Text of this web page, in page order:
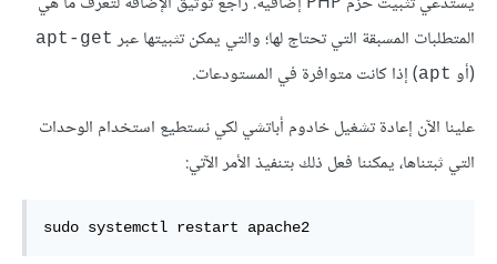
المتطلبات المسبقة التي تحتاج لها؛ والتي يمكن تثبيتها عبر apt-get
(أو apt) إذا كانت متوافرة في المستودعات.
علينا الآن إعادة تشغيل خادوم أباتشي لكي نستطيع استخدام الوحدات
التي ثبتناها، يمكننا فعل ذلك بتنفيذ الأمر الآتي:
sudo systemctl restart apache2